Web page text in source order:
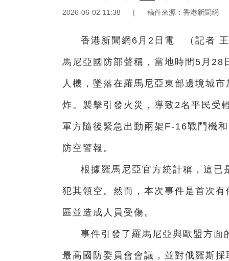
2026-06-02 11:38 | 稿件來源：香港新聞網
香港新聞網6月2日電 （記者
馬尼亞國防部聲稱，當地時間5月28
人機，墜落在羅馬尼亞東部邊境城
炸。襲擊引發火災，導致2名平民受
軍方隨後緊急出動兩架F-16戰鬥機
防空警報。
根據羅馬尼亞官方統計稱，這
犯其領空。然而，本次事件是首次
區並造成人員受傷。
事件引發了羅馬尼亞與歐盟方面
最高國防委員會會議，並對俄羅斯